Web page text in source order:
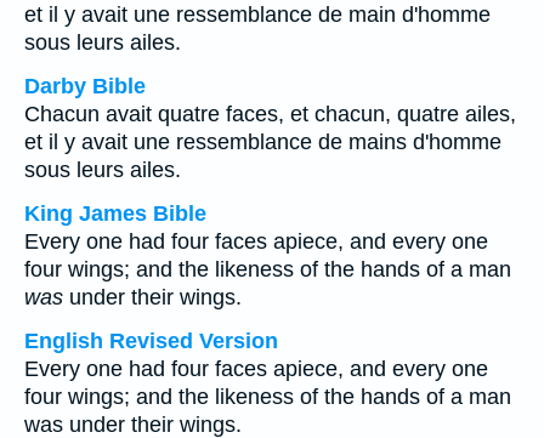
et il y avait une ressemblance de main d'homme
sous leurs ailes.
Darby Bible
Chacun avait quatre faces, et chacun, quatre ailes,
et il y avait une ressemblance de mains d'homme
sous leurs ailes.
King James Bible
Every one had four faces apiece, and every one
four wings; and the likeness of the hands of a man
was under their wings.
English Revised Version
Every one had four faces apiece, and every one
four wings; and the likeness of the hands of a man
was under their wings.